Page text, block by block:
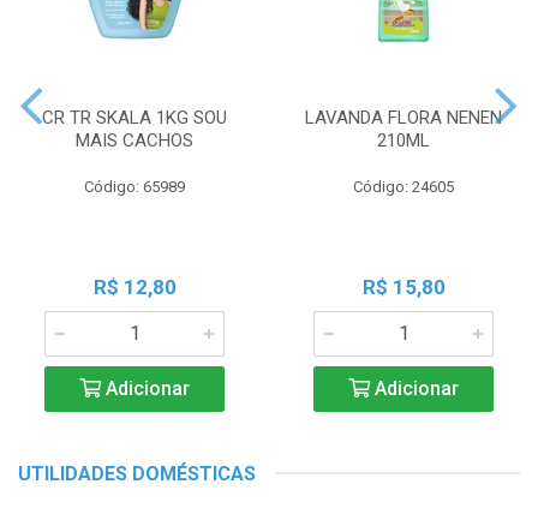
CR TR SKALA 1KG SOU
MAIS CACHOS
Código: 65989
R$ 12,80
Adicionar
LAVANDA FLORA NENEN
210ML
Código: 24605
R$ 15,80
Adicionar
UTILIDADES DOMÉSTICAS